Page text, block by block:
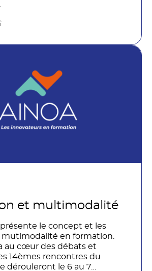
2016 près de Clermont-
et multimodalité
le concept et les
mutimodalité en formation.
au cœur des débats et
14èmes rencontres du
dérouleront le 6 au 7